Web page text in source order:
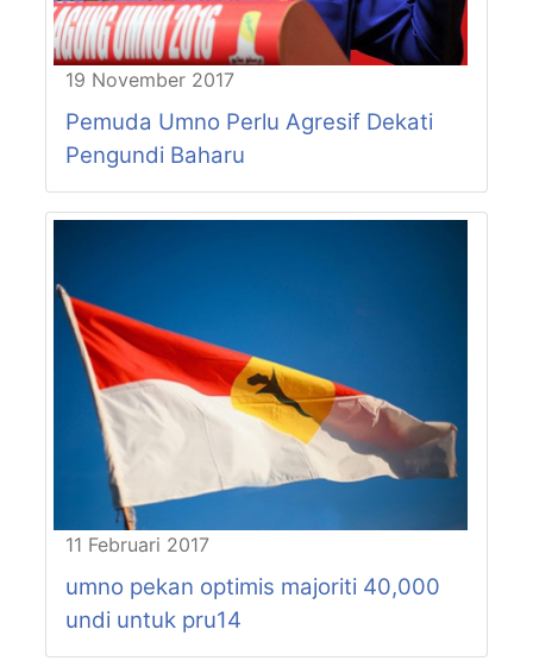
19 November 2017
Pemuda Umno Perlu Agresif Dekati
Pengundi Baharu
11 Februari 2017
umno pekan optimis majoriti 40,000
undi untuk pru14